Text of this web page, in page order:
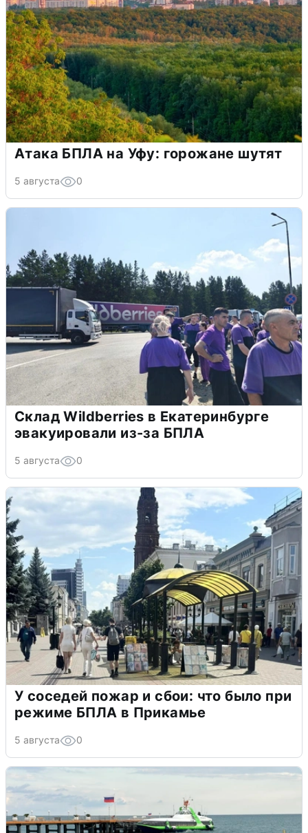
Атака БПЛА на Уфу: горожане шутят
5 августа 0
Склад Wildberries в Екатеринбурге
эвакуировали из-за БПЛА
5 августа 0
У соседей пожар и сбои: что было при
режиме БПЛА в Прикамье
5 августа 0